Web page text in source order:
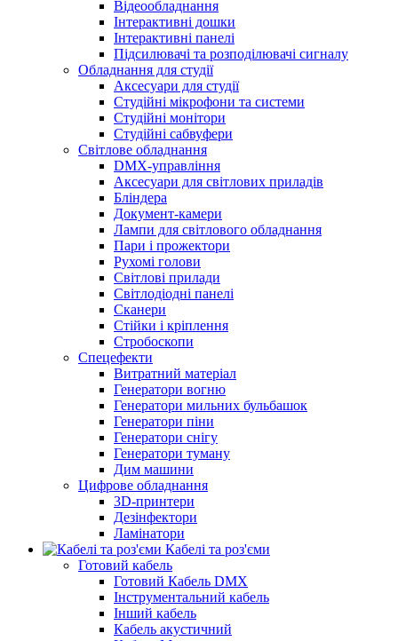
Відеообладнання
Інтерактивні дошки
Інтерактивні панелі
Підсилювачі та розподілювачі сигналу
Обладнання для студії
Аксесуари для студії
Студійні мікрофони та системи
Студійні монітори
Студійні сабвуфери
Світлове обладнання
DMX-управління
Аксесуари для світлових приладів
Бліндера
Документ-камери
Лампи для світлового обладнання
Пари і прожектори
Рухомі голови
Світлові прилади
Світлодіодні панелі
Сканери
Стійки і кріплення
Стробоскопи
Спецефекти
Витратний матеріал
Генератори вогню
Генератори мильних бульбашок
Генератори піни
Генератори снігу
Генератори туману
Дим машини
Цифрове обладнання
3D-принтери
Дезінфектори
Ламінатори
Кабелі та роз'єми
Готовий кабель
Готовий Кабель DMX
Інструментальний кабель
Інший кабель
Кабель акустичний